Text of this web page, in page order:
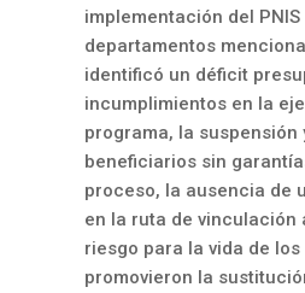
implementación del PNIS
departamentos
identificó un déficit
incumplimientos en la
programa, la suspensión
beneficiarios sin
proceso, la ausencia de
en la ruta de vinculación
riesgo para la vida de
promovieron la